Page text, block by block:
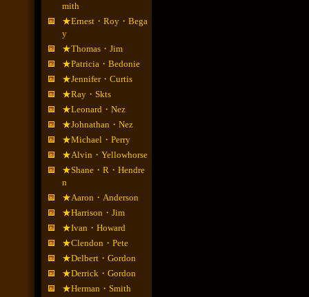
mith
★Ernest・Roy・Bega
y
★Thomas・Jim
★Patricia・Bedonie
★Jennifer・Curtis
★Ray・Skts
★Leonard・Nez
★Johnathan・Nez
★Michael・Perry
★Alvin・Yellowhorse
★Shane・R・Hendre
n
★Aaron・Anderson
★Harrison・Jim
★Ivan・Howard
★Clendon・Pete
★Delbert・Gordon
★Derrick・Gordon
★Herman・Smith